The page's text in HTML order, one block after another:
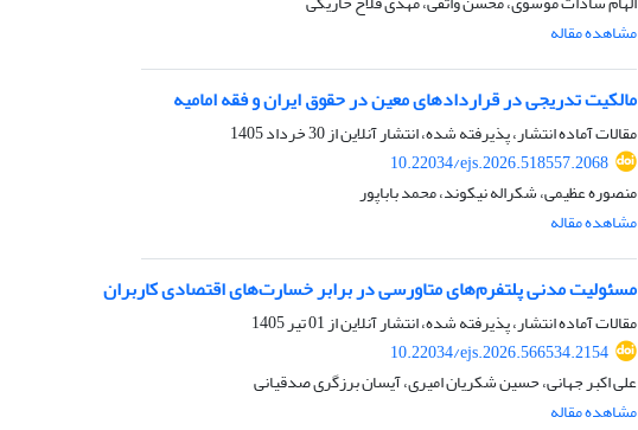
مشاهده مقاله
مالکیت تدریجی در قراردادهای معین در حقوق ایران و فقه امامیه
مقالات آماده انتشار، پذیرفته شده، انتشار آنلاین از30 خرداد 1405
10.22034/ejs.2026.518557.2068
منصوره عظیمی، شکراله نیکوند، محمد باباپور
مشاهده مقاله
مسئولیت مدنی پلتفرم‌های متاورسی در برابر خسارت‌های اقتصادی کاربران
مقالات آماده انتشار، پذیرفته شده، انتشار آنلاین از01 تیر 1405
10.22034/ejs.2026.566534.2154
علی اکبر جهانی، حسین شکریان امیری، آیسان برزگری صدقیانی
مشاهده مقاله